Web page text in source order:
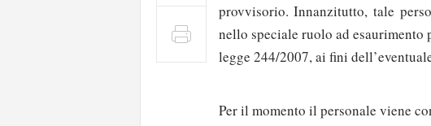
provvisorio. Innanzitutto, tale
nello speciale ruolo ad
legge 244/2007, ai fini
Per il momento il personale viene